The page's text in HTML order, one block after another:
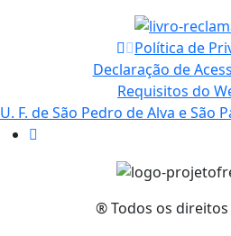
Política de
Declaração de
Requisitos do
U. F. de São Pedro de Alva e São
® Todos os